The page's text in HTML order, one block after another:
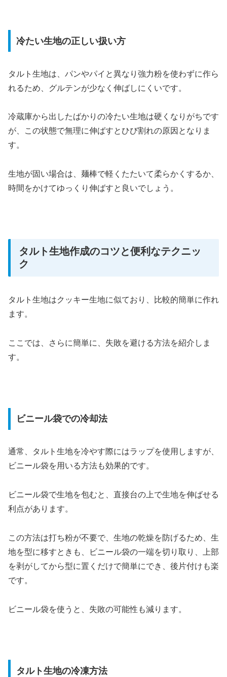
冷たい生地の正しい扱い方
タルト生地は、パンやパイと異なり強力粉を使わずに作ら
れるため、グルテンが少なく伸ばしにくいです。
冷蔵庫から出したばかりの冷たい生地は硬くなりがちです
が、この状態で無理に伸ばすとひび割れの原因となりま
す。
生地が固い場合は、麺棒で軽くたたいて柔らかくするか、
時間をかけてゆっくり伸ばすと良いでしょう。
タルト生地作成のコツと便利なテクニッ
ク
タルト生地はクッキー生地に似ており、比較的簡単に作れ
ます。
ここでは、さらに簡単に、失敗を避ける方法を紹介しま
す。
ビニール袋での冷却法
通常、タルト生地を冷やす際にはラップを使用しますが、
ビニール袋を用いる方法も効果的です。
ビニール袋で生地を包むと、直接台の上で生地を伸ばせる
利点があります。
この方法は打ち粉が不要で、生地の乾燥を防げるため、生
地を型に移すときも、ビニール袋の一端を切り取り、上部
を剥がしてから型に置くだけで簡単にでき、後片付けも楽
です。
ビニール袋を使うと、失敗の可能性も減ります。
タルト生地の冷凍方法